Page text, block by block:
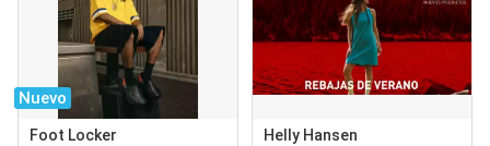
Nuevo
Foot Locker Helly Hansen